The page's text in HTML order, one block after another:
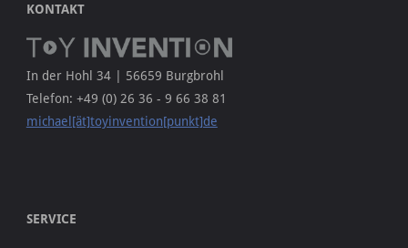
KONTAKT
In der Hohl 34 | 56659 Burgbrohl
Telefon: +49 (0) 26 36 - 9 66 38 81
michael[ät]toyinvention[punkt]de
SERVICE